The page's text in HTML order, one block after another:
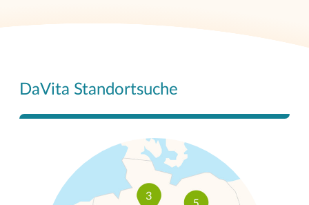
DaVita Standortsuche